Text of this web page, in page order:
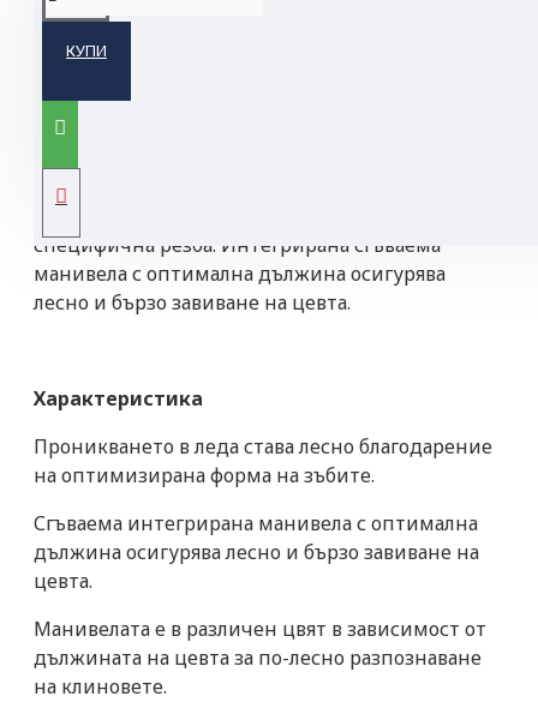
КУПИ
Цевите за лед LASER SPEED на Petzl лесно
форма на зъбите. Здравината и трайността са
специфична резба. Интегрирана сгъваема
манивела с оптимална дължина осигурява
лесно и бързо завиване на цевта.
Характеристика
Проникването в леда става лесно благодарение
на оптимизирана форма на зъбите.
Сгъваема интегрирана манивела с оптимална
дължина осигурява лесно и бързо завиване на
цевта.
Манивелата е в различен цвят в зависимост от
дължината на цевта за по-лесно разпознаване
на клиновете.